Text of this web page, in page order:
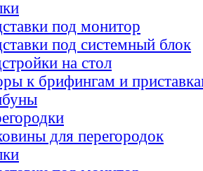
под монитор
под системный блок
на стол
к брифингам и
для перегородок